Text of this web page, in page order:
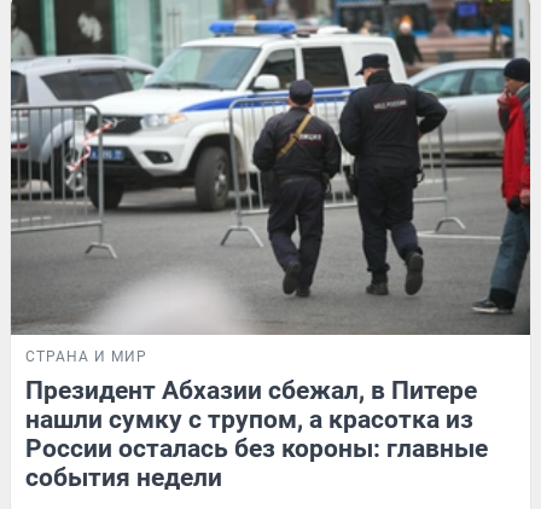
СТРАНА И МИР
Президент Абхазии сбежал, в Питере
нашли сумку с трупом, а красотка из
России осталась без короны: главные
события недели